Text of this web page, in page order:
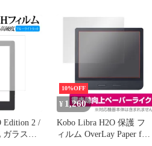
対応 メモリ32GB ホワイ
Edition 2 /
ラスフ
10%OFF
¥ 1,260
Kobo Libra H2O 保護 フ
ィルム OverLay Paper for